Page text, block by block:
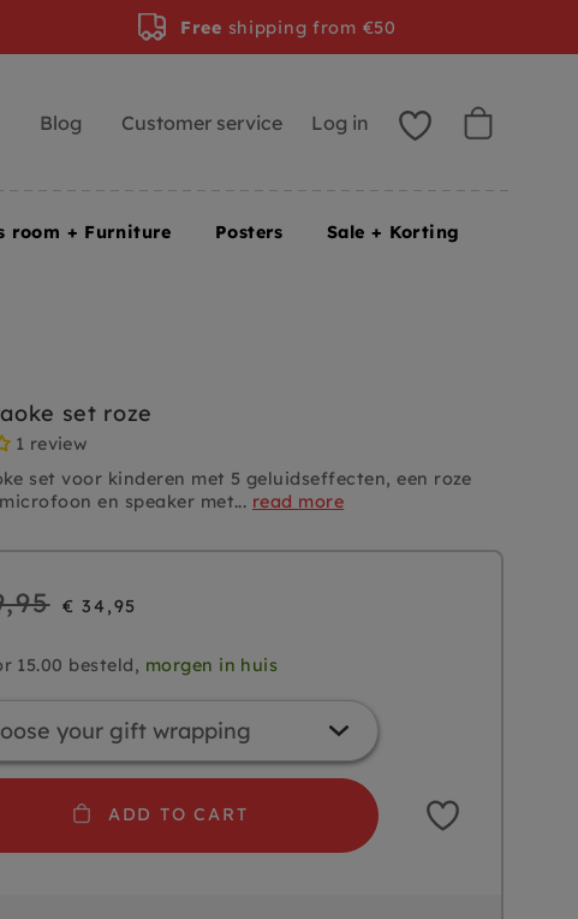
set roze
1 review
set voor kinderen met 5 geluidseffecten, een roze
en speaker met... read more
€ 34,95
15.00 besteld, morgen in huis
ADD TO CART
Free shipping from €50
Blog Customer service Log in
room + Furniture Posters Sale + Korting